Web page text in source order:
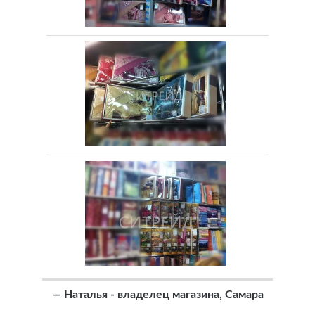
— Наталья - владелец магазина, Самара